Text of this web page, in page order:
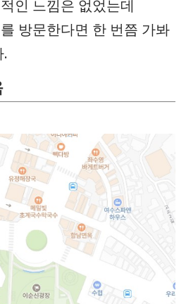
인 느낌은 없었는데
방문한다면 한 번쯤 가봐
.